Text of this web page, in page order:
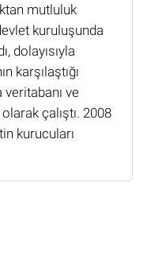
mutluluk
kuruluşunda
dolayısıyla
karşılaştığı
ve
çalıştı. 2008
kurucuları